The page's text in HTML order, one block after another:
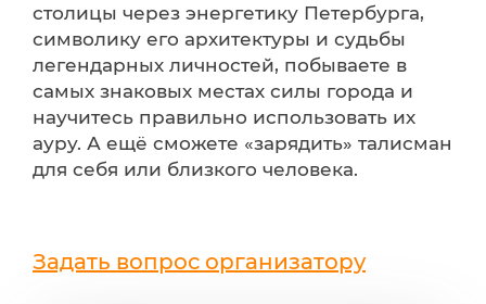
столицы через энергетику Петербурга,
символику его архитектуры и судьбы
легендарных личностей, побываете в
самых знаковых местах силы города и
научитесь правильно использовать их
ауру. А ещё сможете «зарядить» талисман
для себя или близкого человека.
Задать вопрос организатору